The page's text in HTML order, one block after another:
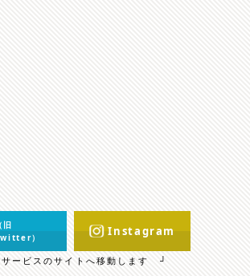
（旧
）
Instagram
ービスのサイトへ移動します ┘